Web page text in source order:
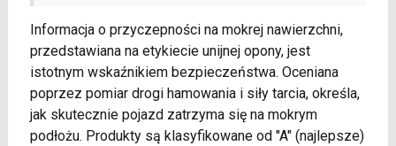
Informacja o przyczepności na mokrej nawierzchni,
przedstawiana na etykiecie unijnej opony, jest
istotnym wskaźnikiem bezpieczeństwa. Oceniana
poprzez pomiar drogi hamowania i siły tarcia, określa,
jak skutecznie pojazd zatrzyma się na mokrym
podłożu. Produkty są klasyfikowane od "A" (najlepsze)